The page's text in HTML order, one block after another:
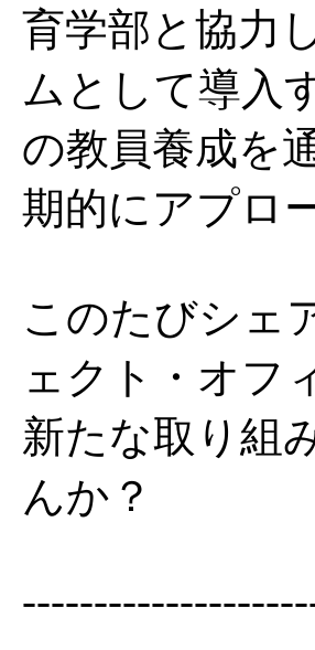
育学部と協力
ムとして導入
の教員養成を
期的にアプロ
このたびシェ
ェクト・オフ
新たな取り組
んか？